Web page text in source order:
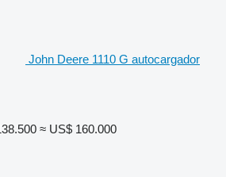
John Deere 1110 G autocargador
≈ US$ 160.000